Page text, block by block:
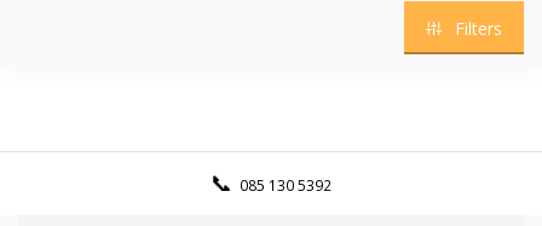
Filters
085 130 5392